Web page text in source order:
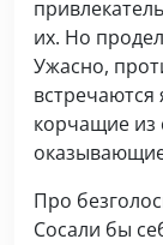
их. Но
Ужасно,
встречаются
корчащие из
Про
Сосали бы